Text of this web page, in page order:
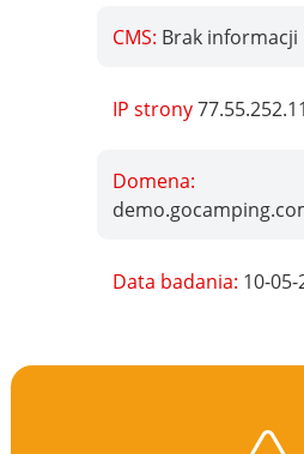
CMS: Brak informacji
IP strony
Domena:
Data badania: 10-